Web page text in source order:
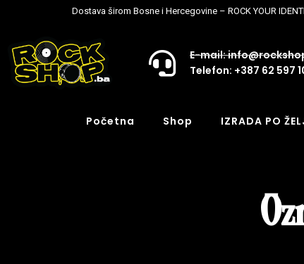
Dostava širom Bosne i Hercegovine – ROCK YOUR
E-mail:
Telefon: +387 62 597
Početna Shop IZRADA PO